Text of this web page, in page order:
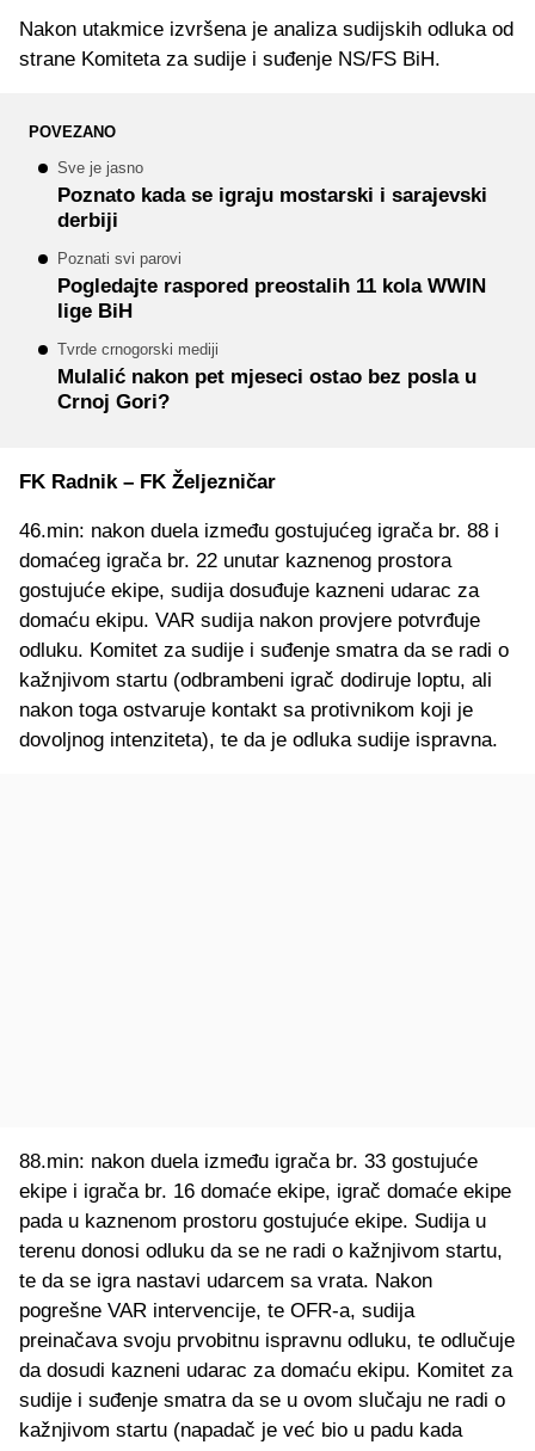
Nakon utakmice izvršena je analiza sudijskih odluka od
strane Komiteta za sudije i suđenje NS/FS BiH.
POVEZANO
Sve je jasno
Poznato kada se igraju mostarski i sarajevski
derbiji
Poznati svi parovi
Pogledajte raspored preostalih 11 kola WWIN
lige BiH
Tvrde crnogorski mediji
Mulalić nakon pet mjeseci ostao bez posla u
Crnoj Gori?
FK Radnik – FK Željezničar
46.min: nakon duela između gostujućeg igrača br. 88 i
domaćeg igrača br. 22 unutar kaznenog prostora
gostujuće ekipe, sudija dosuđuje kazneni udarac za
domaću ekipu. VAR sudija nakon provjere potvrđuje
odluku. Komitet za sudije i suđenje smatra da se radi o
kažnjivom startu (odbrambeni igrač dodiruje loptu, ali
nakon toga ostvaruje kontakt sa protivnikom koji je
dovoljnog intenziteta), te da je odluka sudije ispravna.
88.min: nakon duela između igrača br. 33 gostujuće
ekipe i igrača br. 16 domaće ekipe, igrač domaće ekipe
pada u kaznenom prostoru gostujuće ekipe. Sudija u
terenu donosi odluku da se ne radi o kažnjivom startu,
te da se igra nastavi udarcem sa vrata. Nakon
pogrešne VAR intervencije, te OFR-a, sudija
preinačava svoju prvobitnu ispravnu odluku, te odlučuje
da dosudi kazneni udarac za domaću ekipu. Komitet za
sudije i suđenje smatra da se u ovom slučaju ne radi o
kažnjivom startu (napadač je već bio u padu kada